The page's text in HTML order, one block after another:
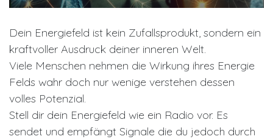
Dein Energiefeld ist kein Zufallsprodukt, sondern ein
kraftvoller Ausdruck deiner inneren Welt.
Viele Menschen nehmen die Wirkung ihres Energie
Felds wahr doch nur wenige verstehen dessen
volles Potenzial.
Stell dir dein Energiefeld wie ein Radio vor. Es
sendet und empfängt Signale die du jedoch durch